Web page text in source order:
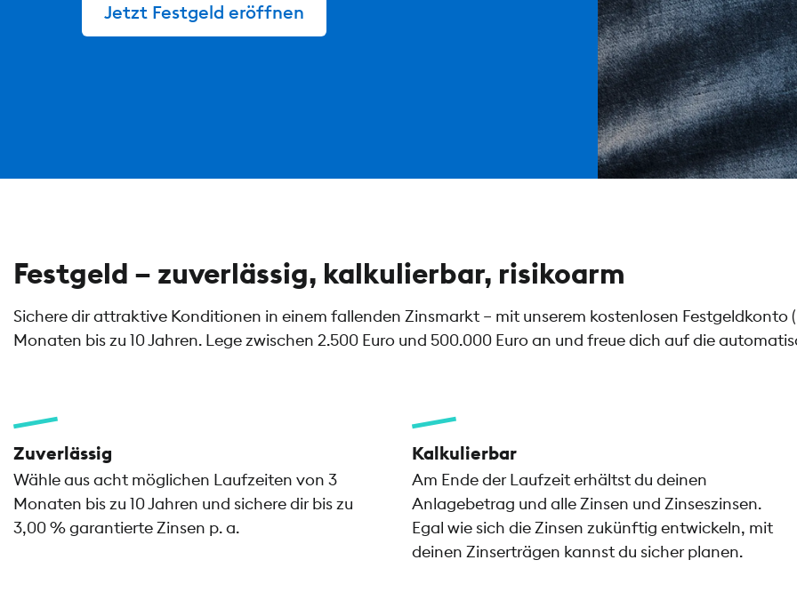
Jetzt Festgeld eröffnen
Festgeld – zuverlässig, kalkulierbar, risikoarm
Sichere dir attraktive Konditionen in einem fallenden Zinsmarkt – mit unserem kostenlosen Festgeldkonto
Monaten bis zu 10 Jahren. Lege zwischen 2.500 Euro und 500.000 Euro an und freue dich auf die
Zuverlässig
Wähle aus acht möglichen Laufzeiten von 3
Monaten bis zu 10 Jahren und sichere dir bis zu
3,00 % garantierte Zinsen p. a.
Kalkulierbar
Am Ende der Laufzeit erhältst du deinen
Anlagebetrag und alle Zinsen und Zinseszinsen.
Egal wie sich die Zinsen zukünftig entwickeln, mit
deinen Zinserträgen kannst du sicher planen.